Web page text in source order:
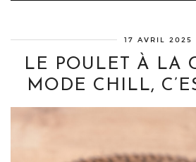
17 AVRIL 2025
LE POULET À LA
MODE CHILL,